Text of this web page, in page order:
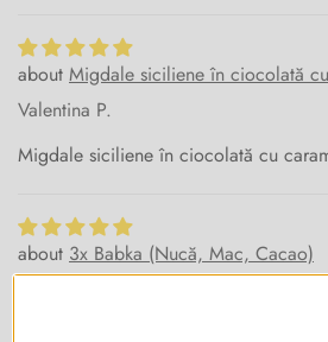
Migdale siciliene în ciocolată
Valentina P.
Migdale siciliene în ciocolată cu
3x Babka (Nucă, Mac, Cacao)